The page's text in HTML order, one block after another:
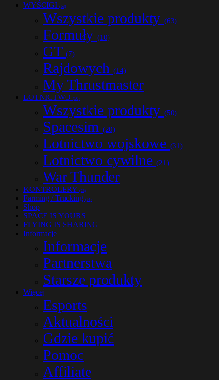
WYŚCIGI (63)
Wszystkie produkty (63)
Formuły (10)
GT (7)
Rajdowych (14)
My Thrustmaster
LOTNICTWO (50)
Wszystkie produkty (50)
Spacesim (20)
Lotnictwo wojskowe (31)
Lotnictwo cywilne (21)
War Thunder
KONTROLERY (23)
Farming / Trucking (14)
Shop
SPACE IS YOURS
FLYING IS SHARING
Informacje
Informacje
Partnerstwa
Starsze produkty
Więcej
Esports
Aktualności
Gdzie kupić
Pomoc
Affiliate